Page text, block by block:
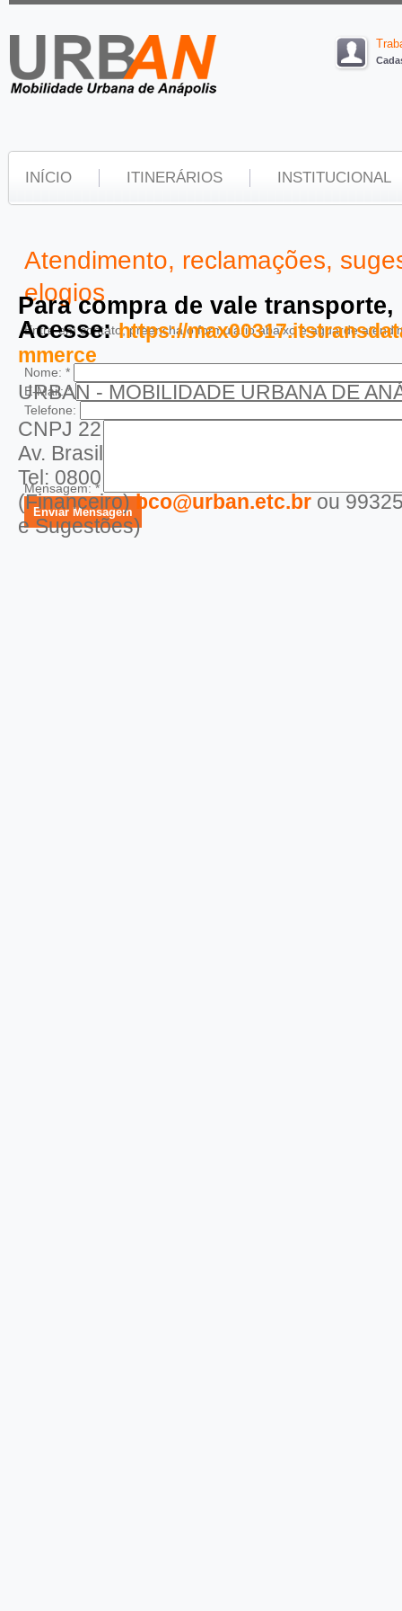
INÍCIO ITINERÁRIOS INSTITUCIONAL
Atendimento, reclamações,
elogios
Entre em contato, preencha o formulário abaixo e aguarde
Nome: *
E-Mail:*
Telefone:
Mensagem:*
Para compra de vale transporte,
Acesse:https://
mmerce
URBAN - MOBILIDADE URBANA DE
CNPJ 22.872.903/0001-03 - Insc.
Av. Brasil Norte nº 1655 - CEP: 75080-
Tel: 0800 029 1900 -
(Financeiro)bco@urban.etc.br ou
e Sugestões)